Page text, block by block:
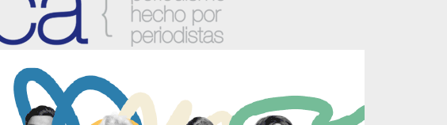
y sus localidades.